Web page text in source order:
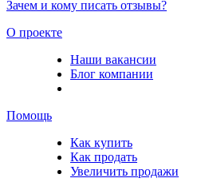
Зачем и кому писать отзывы?
О проекте
Наши вакансии
Блог компании
Помощь
Как купить
Как продать
Увеличить продажи